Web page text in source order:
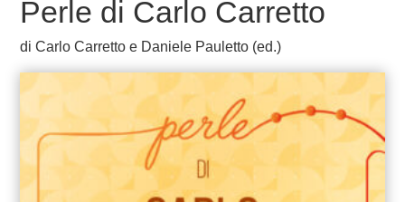
Perle di Carlo Carretto
di Carlo Carretto e Daniele Pauletto (ed.)